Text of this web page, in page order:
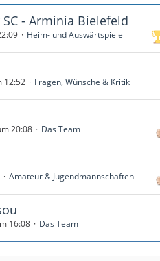
- Arminia Bielefeld
Heim- und Auswärtspiele
12:52 Fragen, Wünsche & Kritik
20:08 Das Team
Amateur & Jugendmannschaften
16:08 Das Team